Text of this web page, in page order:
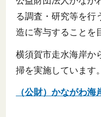
る調査・研究等を行
造に寄与することを
横須賀市走水海岸か
掃を実施しています。
（公財）かながわ